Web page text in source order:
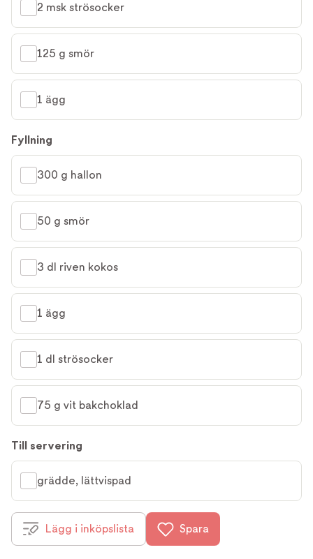
2 msk strösocker
125 g smör
1 ägg
Fyllning
300 g hallon
50 g smör
3 dl riven kokos
1 ägg
1 dl strösocker
75 g vit bakchoklad
Till servering
grädde, lättvispad
Lägg i inköpslista Spara